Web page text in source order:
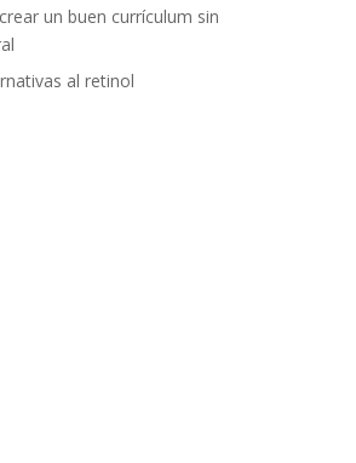
un buen currículum sin
al retinol